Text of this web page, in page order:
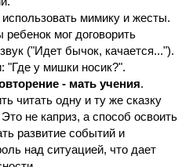
использовать мимику и жесты.
мог договорить
("Идет бычок, качается...").
"Где у мишки носик?".
- мать учения.
читать одну и ту же сказку
не каприз, а способ освоить
развитие событий и
над ситуацией, что дает